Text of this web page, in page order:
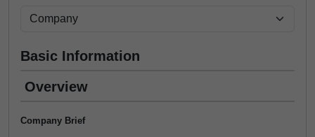
Basic Information
Overview
Company Brief